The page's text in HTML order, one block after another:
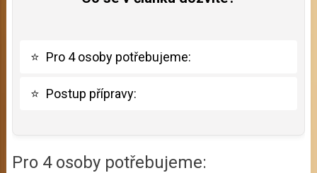
⭐ Pro 4 osoby potřebujeme:
⭐ Postup přípravy:
Pro 4 osoby potřebujeme: